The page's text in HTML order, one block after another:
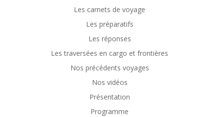
Les carnets de voyage
Les préparatifs
Les réponses
Les traversées en cargo et frontières
Nos précédents voyages
Nos vidéos
Présentation
Programme